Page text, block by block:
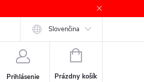
Slovenčina
Prihlásenie
NÁKUPNÝ
Prázdny košík